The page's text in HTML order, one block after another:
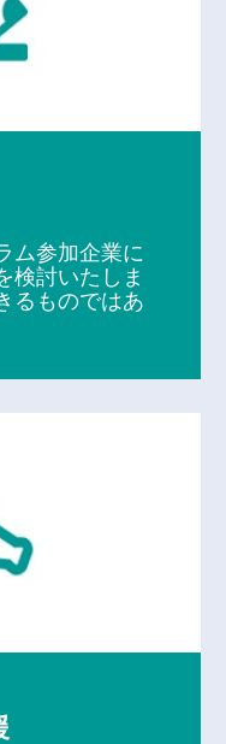
ム参加企業に
検討いたしま
るものではあ